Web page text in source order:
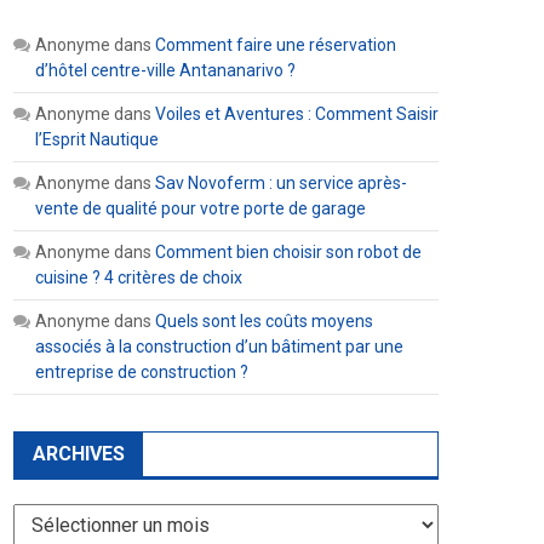
Anonyme dans Comment faire une réservation
d’hôtel centre-ville Antananarivo ?
Anonyme dans Voiles et Aventures : Comment Saisir
l’Esprit Nautique
Anonyme dans Sav Novoferm : un service après-
vente de qualité pour votre porte de garage
Anonyme dans Comment bien choisir son robot de
cuisine ? 4 critères de choix
Anonyme dans Quels sont les coûts moyens
associés à la construction d’un bâtiment par une
entreprise de construction ?
ARCHIVES
Archives